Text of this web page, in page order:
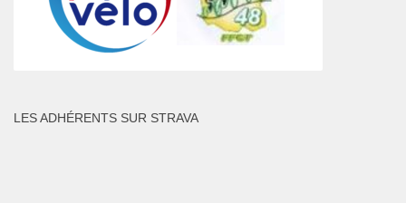
LES ADHÉRENTS SUR STRAVA